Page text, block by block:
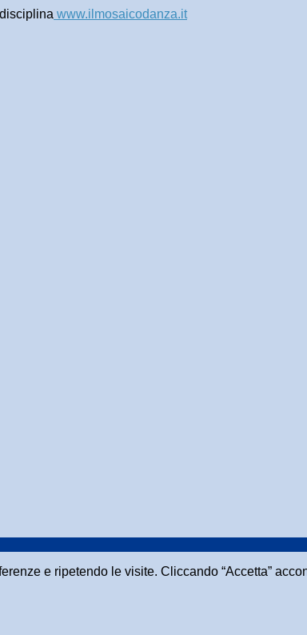
www.ilmosaicodanza.it
e ripetendo le visite. Cliccando “Accetta”